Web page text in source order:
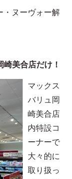
ヌーヴォー解
美合店だけ！
マックス
バリュ岡
崎美合店
内特設コ
ーナーで
大々的に
取り扱っ